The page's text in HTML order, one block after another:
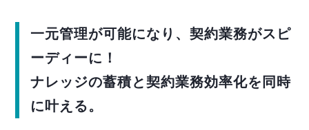
一元管理が可能になり、契約業務がスピ
ーディーに！
ナレッジの蓄積と契約業務効率化を同時
に叶える。